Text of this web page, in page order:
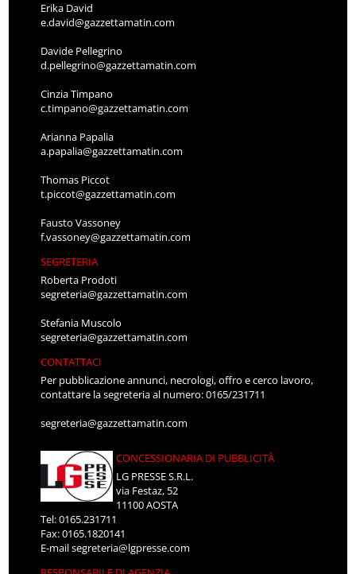
Erika David
e.david@gazzettamatin.com
Davide Pellegrino
d.pellegrino@gazzettamatin.com
Cinzia Timpano
c.timpano@gazzettamatin.com
Arianna Papalia
a.papalia@gazzettamatin.com
Thomas Piccot
t.piccot@gazzettamatin.com
Fausto Vassoney
f.vassoney@gazzettamatin.com
SEGRETERIA
Roberta Prodoti
segreteria@gazzettamatin.com
Stefania Muscolo
segreteria@gazzettamatin.com
CONTATTACI
Per pubblicazione annunci, necrologi, offro e cerco lavoro,
contattare la segreteria al numero: 0165/231711
segreteria@gazzettamatin.com
CONCESSIONARIA DI PUBBLICITÀ
LG PRESSE S.R.L.
via Festaz, 52
11100 AOSTA
Tel: 0165.231711
Fax: 0165.1820141
E-mailsegreteria@lgpresse.com